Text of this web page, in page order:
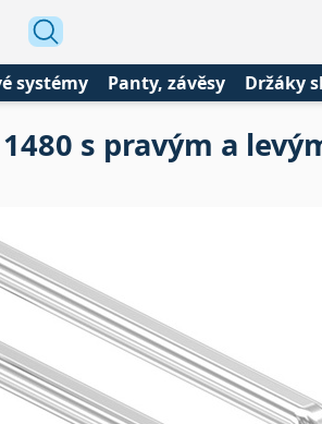
systémy Panty, závěsy Držáky
s pravým a